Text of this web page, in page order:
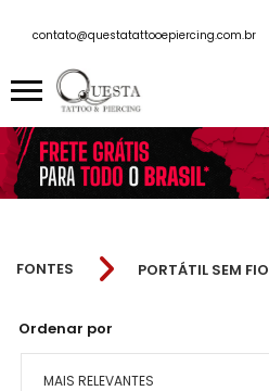
contato@questatattooepiercing.com.br
FONTES PORTÁTIL SEM FIO
Ordenar por
MAIS RELEVANTES